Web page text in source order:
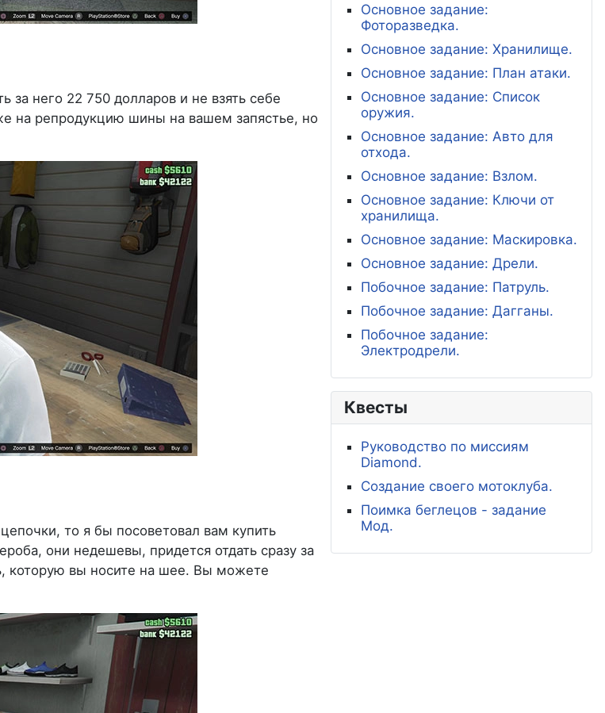
него 22 750 долларов и не взять себе
на репродукцию шины на вашем запястье, но
то я бы посоветовал вам купить
они недешевы, придется отдать сразу за
которую вы носите на шее. Вы можете
Основное задание:
Фоторазведка.
Основное задание: Хранилище.
Основное задание: План атаки.
Основное задание: Список
оружия.
Основное задание: Авто для
отхода.
Основное задание: Взлом.
Основное задание: Ключи от
хранилища.
Основное задание: Маскировка.
Основное задание: Дрели.
Побочное задание: Патруль.
Побочное задание: Дагганы.
Побочное задание:
Электродрели.
Квесты
Руководство по миссиям
Diamond.
Создание своего мотоклуба.
Поимка беглецов - задание
Мод.